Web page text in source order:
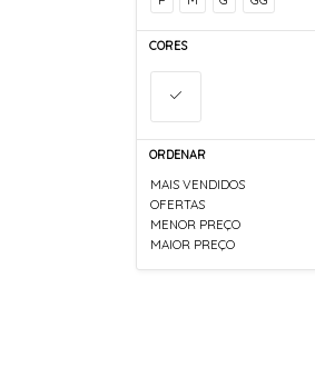
CORES
ORDENAR
MAIS VENDIDOS
OFERTAS
MENOR PREÇO
MAIOR PREÇO